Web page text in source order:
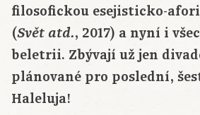
filosofickou esejisticko-
(Svět atd., 2017) a nyní i
beletrii. Zbývají už jen
plánované pro poslední,
Haleluja!